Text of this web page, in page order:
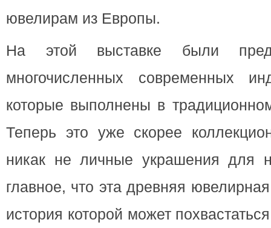
ювелирам из Европы.
На этой выставке были
многочисленных современных
которые выполнены в
Теперь это уже скорее
никак не личные украшения для
главное, что эта древняя
история которой может